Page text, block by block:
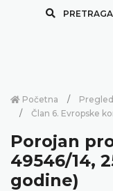
PRETRAGA
Početna
Član 6. Evropske
Porojan
49546/14,
godine)